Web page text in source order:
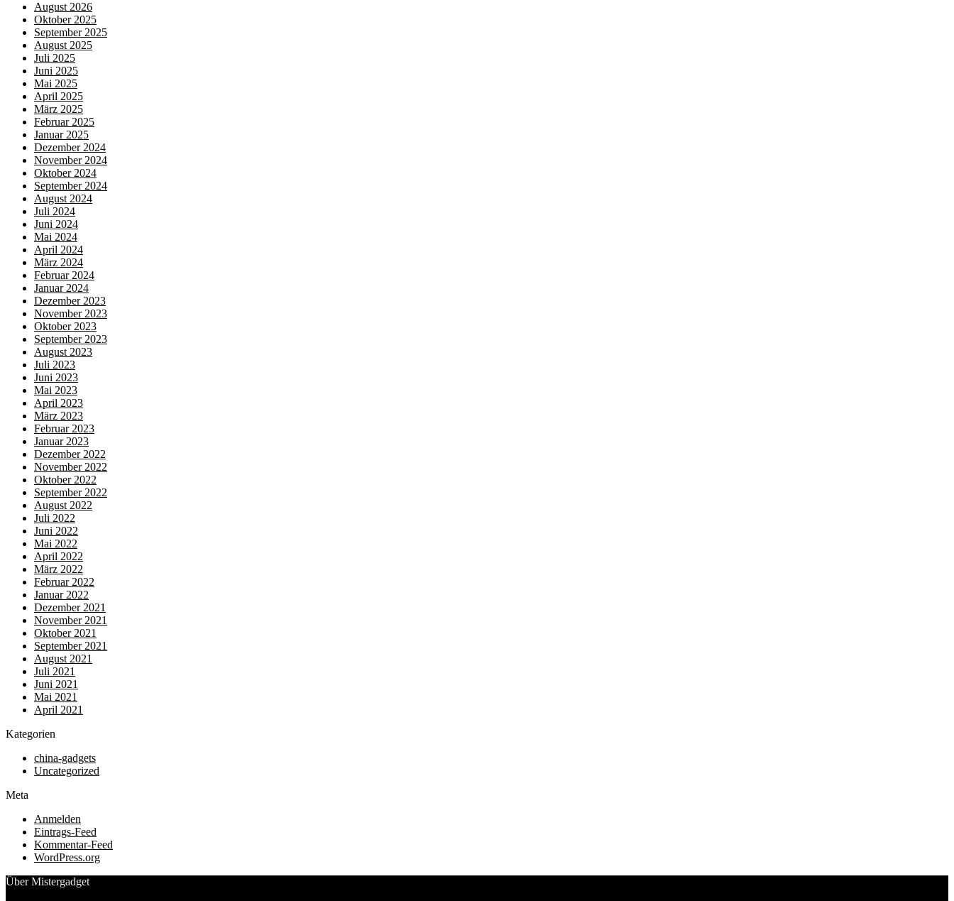
August 2026
Oktober 2025
September 2025
August 2025
Juli 2025
Juni 2025
Mai 2025
April 2025
März 2025
Februar 2025
Januar 2025
Dezember 2024
November 2024
Oktober 2024
September 2024
August 2024
Juli 2024
Juni 2024
Mai 2024
April 2024
März 2024
Februar 2024
Januar 2024
Dezember 2023
November 2023
Oktober 2023
September 2023
August 2023
Juli 2023
Juni 2023
Mai 2023
April 2023
März 2023
Februar 2023
Januar 2023
Dezember 2022
November 2022
Oktober 2022
September 2022
August 2022
Juli 2022
Juni 2022
Mai 2022
April 2022
März 2022
Februar 2022
Januar 2022
Dezember 2021
November 2021
Oktober 2021
September 2021
August 2021
Juli 2021
Juni 2021
Mai 2021
April 2021
Kategorien
china-gadgets
Uncategorized
Meta
Anmelden
Eintrags-Feed
Kommentar-Feed
WordPress.org
Über Mistergadget